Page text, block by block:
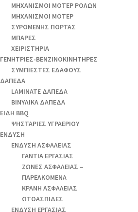
ΜΗΧΑΝΙΣΜΟΙ ΜΟΤΕΡ ΡΟΛΩΝ
ΜΗΧΑΝΙΣΜΟΙ ΜΟΤΕΡ
ΣΥΡΟΜΕΝΗΣ ΠΟΡΤΑΣ
ΜΠΑΡΕΣ
ΧΕΙΡΙΣΤΗΡΙΑ
ΓΕΝΗΤΡΙΕΣ-ΒΕΝΖΙΝΟΚΙΝΗΤΗΡΕΣ
ΣΥΜΠΙΕΣΤΕΣ ΕΔΑΦΟΥΣ
ΔΑΠΕΔΑ
LAMINATE ΔΑΠΕΔΑ
ΒΙΝΥΛΙΚΑ ΔΑΠΕΔΑ
ΕΙΔΗ BBQ
ΨΗΣΤΑΡΙΕΣ ΥΓΡΑΕΡΙΟΥ
ΕΝΔΥΣΗ
ΕΝΔΥΣΗ ΑΣΦΑΛΕΙΑΣ
ΓΑΝΤΙΑ ΕΡΓΑΣΙΑΣ
ΖΩΝΕΣ ΑΣΦΑΛΕΙΑΣ –
ΠΑΡΕΛΚΟΜΕΝΑ
ΚΡΑΝΗ ΑΣΦΑΛΕΙΑΣ
ΩΤΟΑΣΠΙΔΕΣ
ΕΝΔΥΣΗ ΕΡΓΑΣΙΑΣ